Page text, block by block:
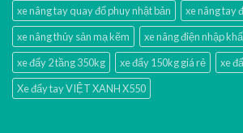
xe nâng tay quay đổ phuy nhật bản
xe nâng tay
xe nâng thủy sản mạ kẽm
xe nâng điện nhập
xe đẩy 2 tầng 350kg
xe đẩy 150kg giá rẻ
xe
Xe đẩy tay VIỆT XANH X550